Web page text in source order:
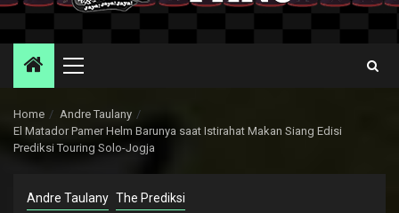
Primary
Home
Andre Taulany
El Matador Pamer Helm Barunya saat Istirahat Makan Siang Edisi
Prediksi Touring Solo-Jogja
Andre Taulany The Prediksi